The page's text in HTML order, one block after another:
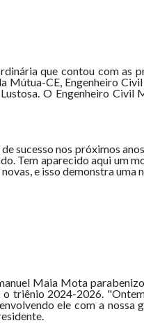
que contou com as
Mútua-CE, Engenheiro
O Engenheiro Civil
sucesso nos próximos
Tem aparecido aqui um
e isso demonstra uma
Maia Mota
triênio 2024-2026.
ele com a nossa